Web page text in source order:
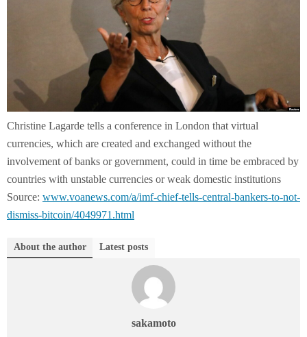
Christine Lagarde tells a conference in London that virtual
currencies, which are created and exchanged without the
involvement of banks or government, could in time be embraced by
countries with unstable currencies or weak domestic institutions
Source: www.voanews.com/a/imf-chief-tells-central-bankers-to-not-
dismiss-bitcoin/4049971.html
About the author Latest posts
sakamoto